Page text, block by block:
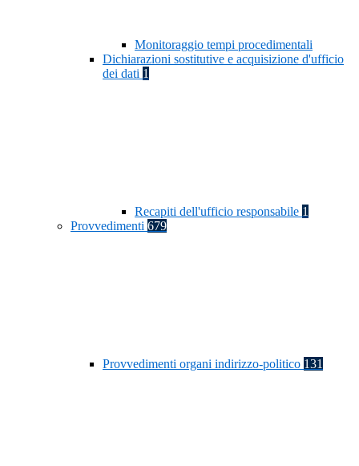
Monitoraggio tempi procedimentali
Dichiarazioni sostitutive e acquisizione d'ufficio
dei dati 1
Recapiti dell'ufficio responsabile 1
Provvedimenti 679
Provvedimenti organi indirizzo-politico 131